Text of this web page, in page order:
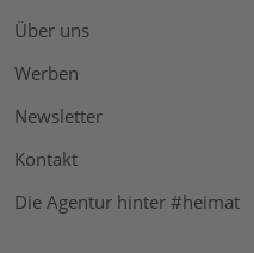
Über uns
Werben
Newsletter
Kontakt
Die Agentur hinter #heimat